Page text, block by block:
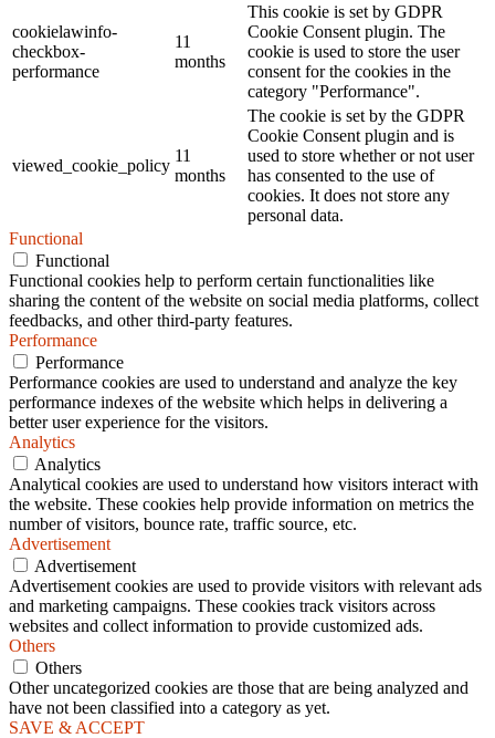
cookielawinfo-
checkbox-
performance
11
months
This cookie is set by GDPR
Cookie Consent plugin. The
cookie is used to store the user
consent for the cookies in the
category "Performance".
viewed_cookie_policy
11
months
The cookie is set by the GDPR
Cookie Consent plugin and is
used to store whether or not user
has consented to the use of
cookies. It does not store any
personal data.
Functional
Functional
Functional cookies help to perform certain functionalities like
sharing the content of the website on social media platforms, collect
feedbacks, and other third-party features.
Performance
Performance
Performance cookies are used to understand and analyze the key
performance indexes of the website which helps in delivering a
better user experience for the visitors.
Analytics
Analytics
Analytical cookies are used to understand how visitors interact with
the website. These cookies help provide information on metrics the
number of visitors, bounce rate, traffic source, etc.
Advertisement
Advertisement
Advertisement cookies are used to provide visitors with relevant ads
and marketing campaigns. These cookies track visitors across
websites and collect information to provide customized ads.
Others
Others
Other uncategorized cookies are those that are being analyzed and
have not been classified into a category as yet.
SAVE & ACCEPT